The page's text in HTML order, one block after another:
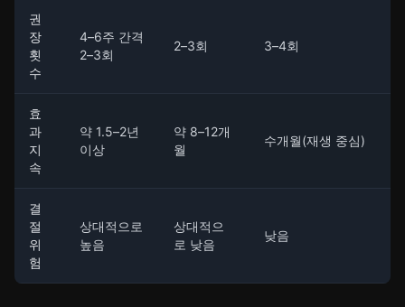
권
장
횟
수
4–6주 간격
2–3회
2–3회 3–4회
효
과
지
속
약 1.5–2년
이상
약 8–12개
월
수개월(재생 중심)
결
절
위
험
상대적으로
높음
상대적으
로 낮음
낮음